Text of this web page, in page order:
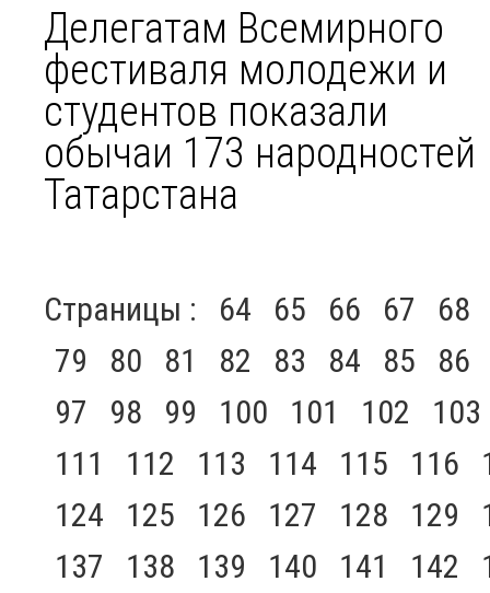
Делегатам Всемирного
фестиваля молодежи и
студентов показали
обычаи 173 народностей
Татарстана
Страницы : 64 65 66 67
68
79
80 81 82 83 84 85
86
97
98 99 100 101 102
103
111
112 113 114 115 116
124
125 126 127 128 129
137
138 139 140 141 142